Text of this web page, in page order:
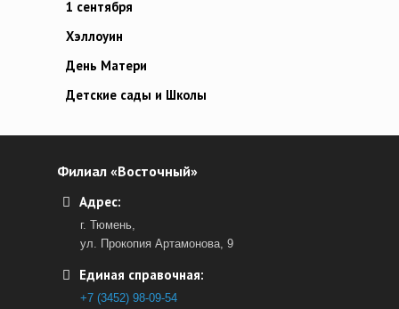
1 сентября
Хэллоуин
День Матери
Детские сады и Школы
Филиал «Восточный»
Адрес:
г. Тюмень,
ул. Прокопия Артамонова, 9
Единая справочная:
+7 (3452) 98-09-54